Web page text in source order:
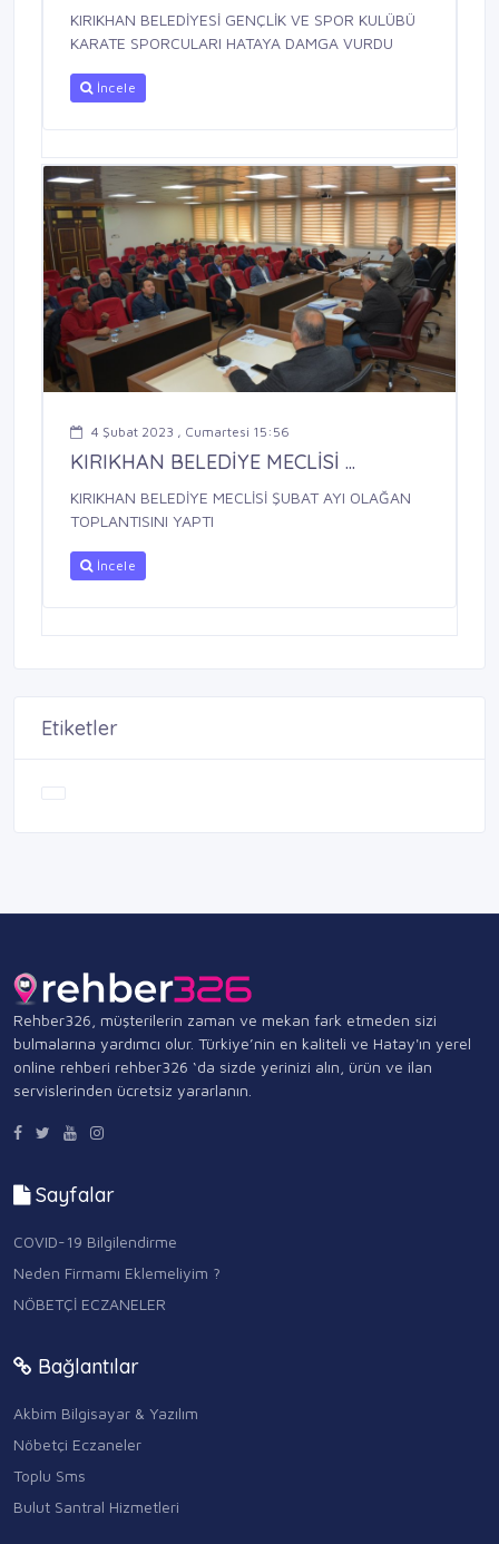
KIRIKHAN BELEDİYESİ GENÇLİK VE SPOR KULÜBÜ
KARATE SPORCULARI HATAYA DAMGA VURDU
İncele
4 Şubat 2023 , Cumartesi 15:56
KIRIKHAN BELEDİYE MECLİSİ ...
KIRIKHAN BELEDİYE MECLİSİ ŞUBAT AYI OLAĞAN
TOPLANTISINI YAPTI
İncele
Etiketler
Rehber326, müşterilerin zaman ve mekan fark etmeden sizi
bulmalarına yardımcı olur. Türkiye’nin en kaliteli ve Hatay'ın yerel
online rehberi rehber326 ‘da sizde yerinizi alın, ürün ve ilan
servislerinden ücretsiz yararlanın.
Sayfalar
COVID-19 Bilgilendirme
Neden Firmamı Eklemeliyim ?
NÖBETÇİ ECZANELER
Bağlantılar
Akbim Bilgisayar & Yazılım
Nöbetçi Eczaneler
Toplu Sms
Bulut Santral Hizmetleri